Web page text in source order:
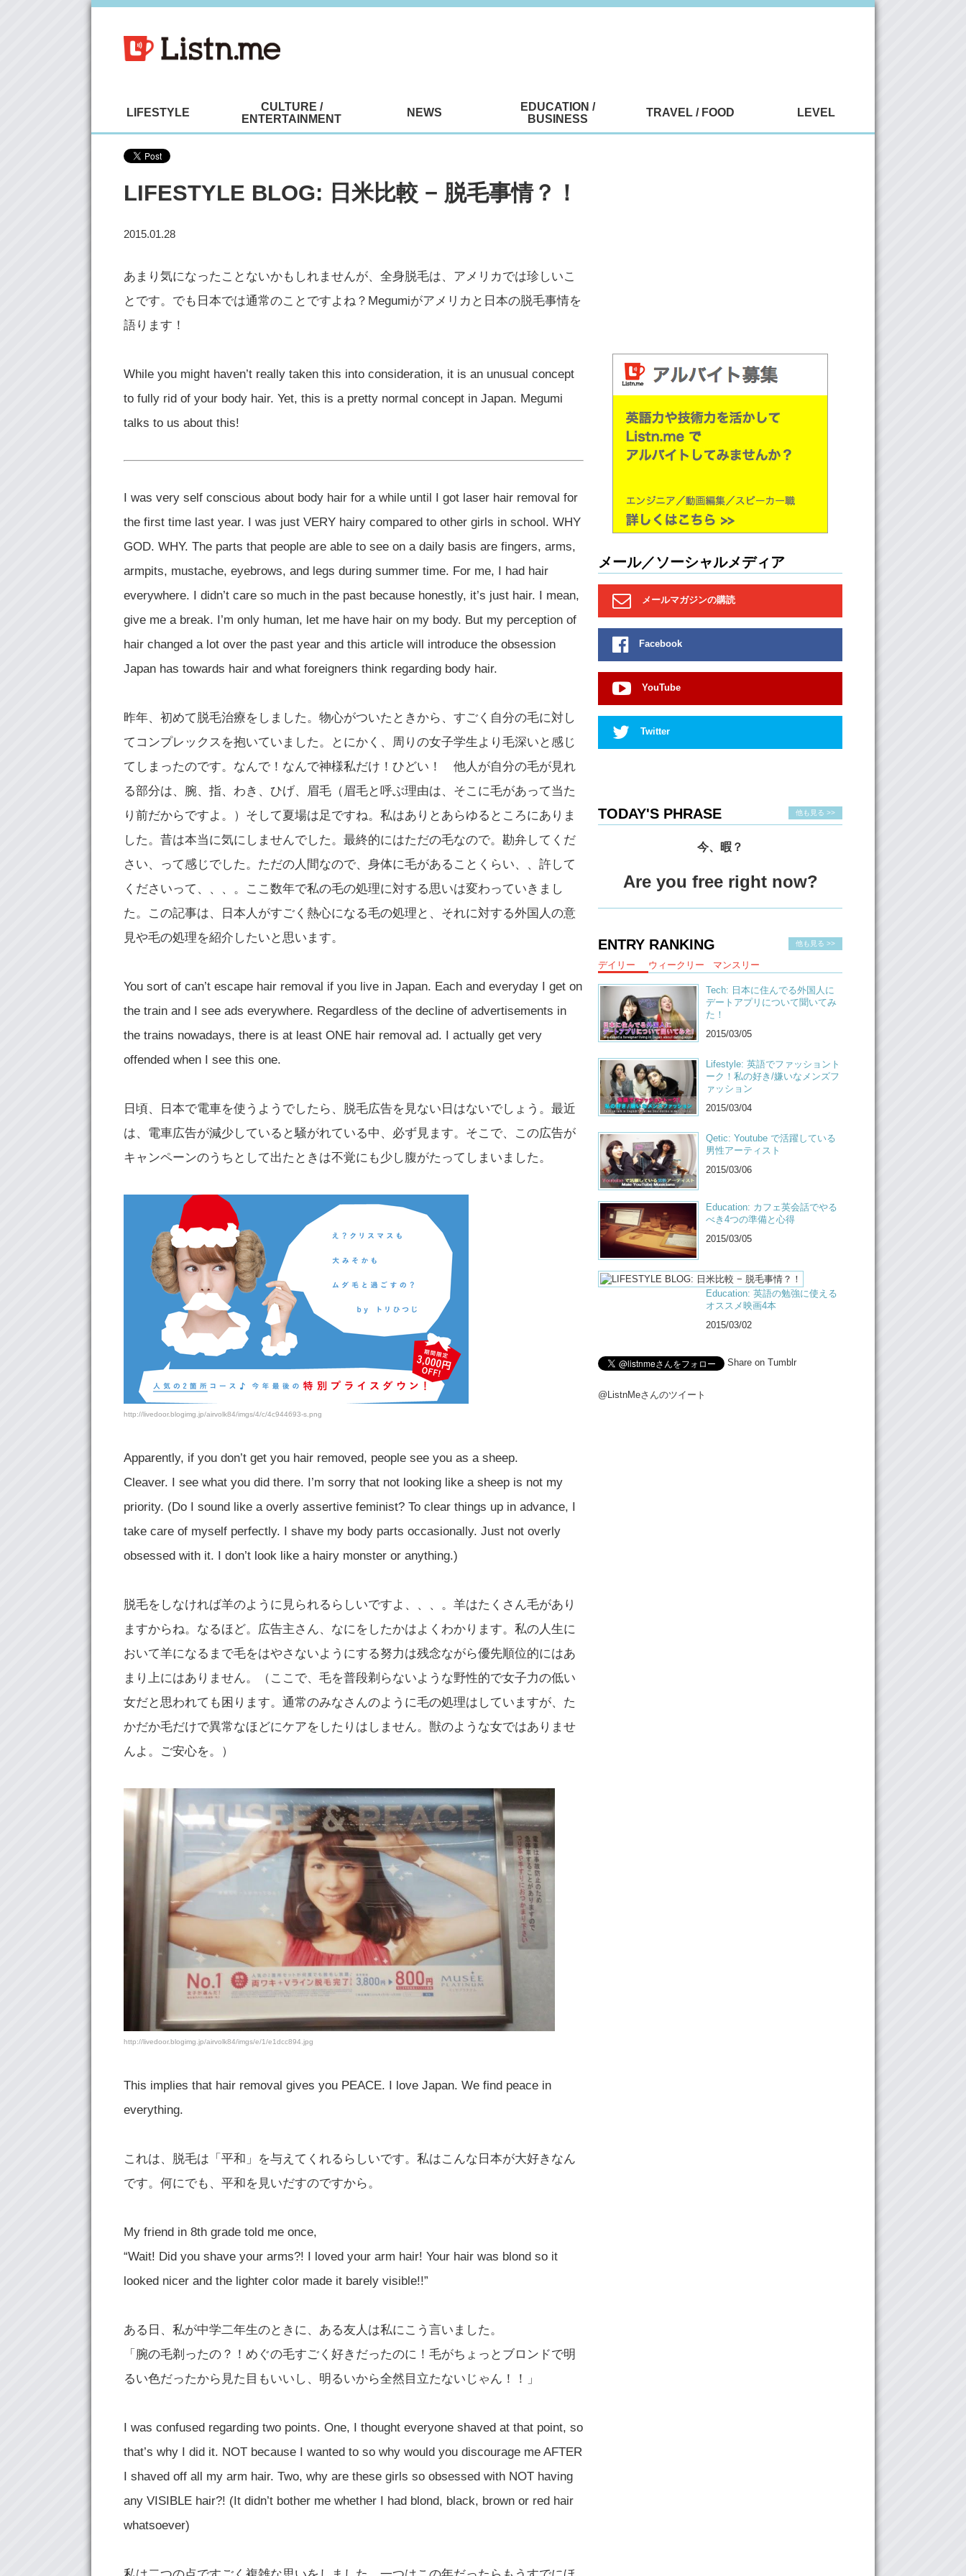
LIFESTYLE
CULTURE /
ENTERTAINMENT
NEWS
EDUCATION /
BUSINESS
TRAVEL / FOOD LEVEL
LIFESTYLE BLOG: 日米比較 − 脱毛事情？！
2015.01.28
あまり気になったことないかもしれませんが、全身脱毛は、アメリカでは珍しいこ
とです。でも日本では通常のことですよね？Megumiがアメリカと日本の脱毛事情を
語ります！
While you might haven’t really taken this into consideration, it is an unusual concept
to fully rid of your body hair. Yet, this is a pretty normal concept in Japan. Megumi
talks to us about this!
I was very self conscious about body hair for a while until I got laser hair removal for
the first time last year. I was just VERY hairy compared to other girls in school. WHY
GOD. WHY. The parts that people are able to see on a daily basis are fingers, arms,
armpits, mustache, eyebrows, and legs during summer time. For me, I had hair
everywhere. I didn’t care so much in the past because honestly, it’s just hair. I mean,
give me a break. I’m only human, let me have hair on my body. But my perception of
hair changed a lot over the past year and this article will introduce the obsession
Japan has towards hair and what foreigners think regarding body hair.
昨年、初めて脱毛治療をしました。物心がついたときから、すごく自分の毛に対し
てコンプレックスを抱いていました。とにかく、周りの女子学生より毛深いと感じ
てしまったのです。なんで！なんで神様私だけ！ひどい！ 他人が自分の毛が見れ
る部分は、腕、指、わき、ひげ、眉毛（眉毛と呼ぶ理由は、そこに毛があって当た
り前だからですよ。）そして夏場は足ですね。私はありとあらゆるところにありま
した。昔は本当に気にしませんでした。最終的にはただの毛なので。勘弁してくだ
さい、って感じでした。ただの人間なので、身体に毛があることくらい、、許して
くださいって、、、。ここ数年で私の毛の処理に対する思いは変わっていきまし
た。この記事は、日本人がすごく熱心になる毛の処理と、それに対する外国人の意
見や毛の処理を紹介したいと思います。
You sort of can’t escape hair removal if you live in Japan. Each and everyday I get on
the train and I see ads everywhere. Regardless of the decline of advertisements in
the trains nowadays, there is at least ONE hair removal ad. I actually get very
offended when I see this one.
日頃、日本で電車を使うようでしたら、脱毛広告を見ない日はないでしょう。最近
は、電車広告が減少していると騒がれている中、必ず見ます。そこで、この広告が
キャンペーンのうちとして出たときは不覚にも少し腹がたってしまいました。
http://livedoor.blogimg.jp/airvolk84/imgs/4/c/4c944693-s.png
Apparently, if you don’t get you hair removed, people see you as a sheep.
Cleaver. I see what you did there. I’m sorry that not looking like a sheep is not my
priority. (Do I sound like a overly assertive feminist? To clear things up in advance, I
take care of myself perfectly. I shave my body parts occasionally. Just not overly
obsessed with it. I don’t look like a hairy monster or anything.)
脱毛をしなければ羊のように見られるらしいですよ、、、。羊はたくさん毛があり
ますからね。なるほど。広告主さん、なにをしたかはよくわかります。私の人生に
おいて羊になるまで毛をはやさないようにする努力は残念ながら優先順位的にはあ
まり上にはありません。（ここで、毛を普段剃らないような野性的で女子力の低い
女だと思われても困ります。通常のみなさんのように毛の処理はしていますが、た
かだか毛だけで異常なほどにケアをしたりはしません。獣のような女ではありませ
んよ。ご安心を。）
http://livedoor.blogimg.jp/airvolk84/imgs/e/1/e1dcc894.jpg
This implies that hair removal gives you PEACE. I love Japan. We find peace in
everything.
これは、脱毛は「平和」を与えてくれるらしいです。私はこんな日本が大好きなん
です。何にでも、平和を見いだすのですから。
My friend in 8th grade told me once,
“Wait! Did you shave your arms?! I loved your arm hair! Your hair was blond so it
looked nicer and the lighter color made it barely visible!!”
ある日、私が中学二年生のときに、ある友人は私にこう言いました。
「腕の毛剃ったの？！めぐの毛すごく好きだったのに！毛がちょっとブロンドで明
るい色だったから見た目もいいし、明るいから全然目立たないじゃん！！」
I was confused regarding two points. One, I thought everyone shaved at that point, so
that’s why I did it. NOT because I wanted to so why would you discourage me AFTER
I shaved off all my arm hair. Two, why are these girls so obsessed with NOT having
any VISIBLE hair?! (It didn’t bother me whether I had blond, black, brown or red hair
whatsoever)
メール／ソーシャルメディア
メールマガジンの購読
Facebook
YouTube
Twitter
他も見る >>
TODAY'S PHRASE
今、暇？
Are you free right now?
他も見る >>
ENTRY RANKING
デイリー ウィークリー マンスリー
Tech: 日本に住んでる外国人に
デートアプリについて聞いてみ
た！
2015/03/05
Lifestyle: 英語でファッショント
ーク！私の好き/嫌いなメンズフ
ァッション
2015/03/04
Qetic: Youtube で活躍している
男性アーティスト
2015/03/06
Education: カフェ英会話でやる
べき4つの準備と心得
2015/03/05
Education: 英語の勉強に使える
オススメ映画4本
2015/03/02
Share on Tumblr
@ListnMeさんのツイート